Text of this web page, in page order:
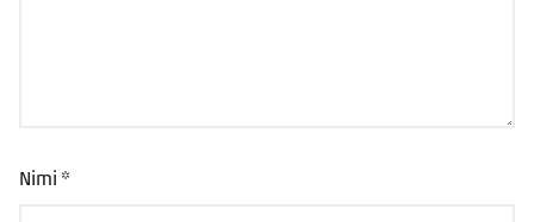
Nimi *